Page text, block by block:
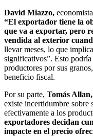
David Miazzo,
“El exportador tiene la
que va a exportar, pero
vendida al exterior
llevar meses, lo que
significativos”. Esto
productores por sus
beneficio fiscal.
Por su parte, Tomás Allan,
existe incertidumbre sobre
efectivamente a los
exportadores decidan
impacte en el precio